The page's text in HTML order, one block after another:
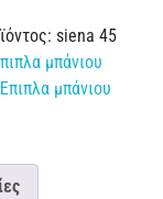
siena 45
μπάνιου
μπάνιου